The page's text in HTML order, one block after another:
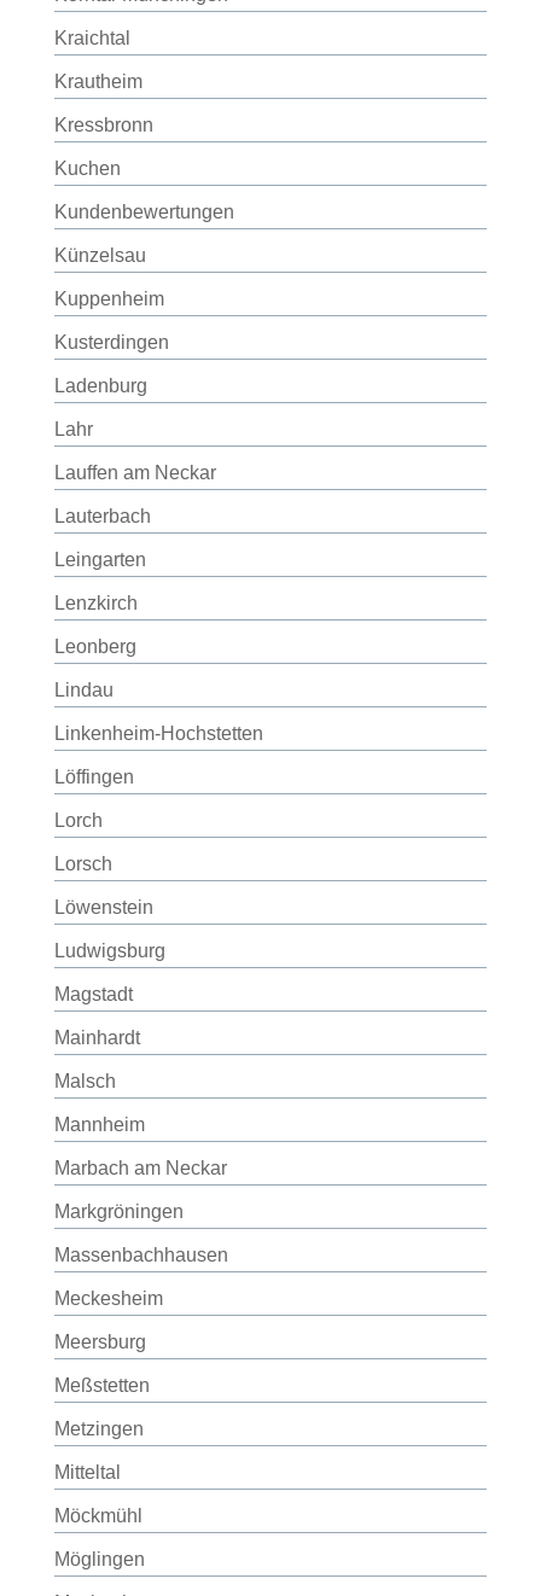
Kraichtal
Krautheim
Kressbronn
Kuchen
Kundenbewertungen
Künzelsau
Kuppenheim
Kusterdingen
Ladenburg
Lahr
Lauffen am Neckar
Lauterbach
Leingarten
Lenzkirch
Leonberg
Lindau
Linkenheim-Hochstetten
Löffingen
Lorch
Lorsch
Löwenstein
Ludwigsburg
Magstadt
Mainhardt
Malsch
Mannheim
Marbach am Neckar
Markgröningen
Massenbachhausen
Meckesheim
Meersburg
Meßstetten
Metzingen
Mitteltal
Möckmühl
Möglingen